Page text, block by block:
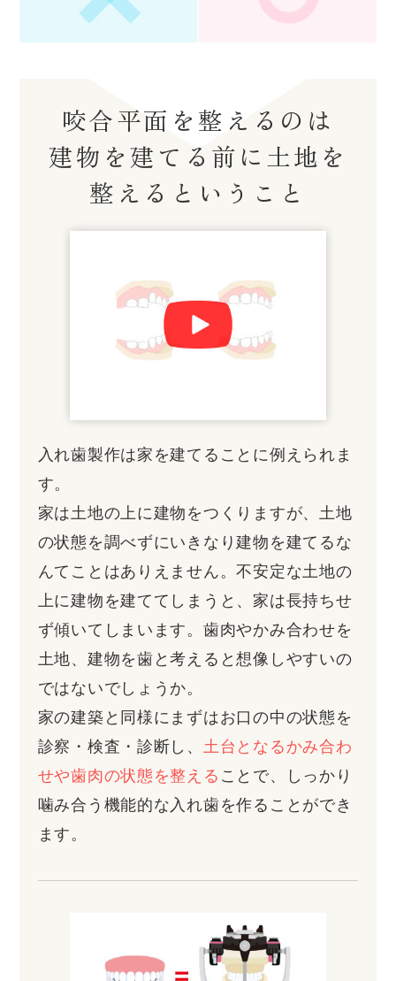
咬合平面を整えるのは
建物を建てる前に土地を
整えるということ
入れ歯製作は家を建てることに例えられま
す。
家は土地の上に建物をつくりますが、土地
の状態を調べずにいきなり建物を建てるな
んてことはありえません。不安定な土地の
上に建物を建ててしまうと、家は長持ちせ
ず傾いてしまいます。歯肉やかみ合わせを
土地、建物を歯と考えると想像しやすいの
ではないでしょうか。
家の建築と同様にまずはお口の中の状態を
診察・検査・診断し、 土台となるかみ合わ
せや歯肉の状態を整える ことで、しっかり
噛み合う機能的な入れ歯を作ることができ
ます。